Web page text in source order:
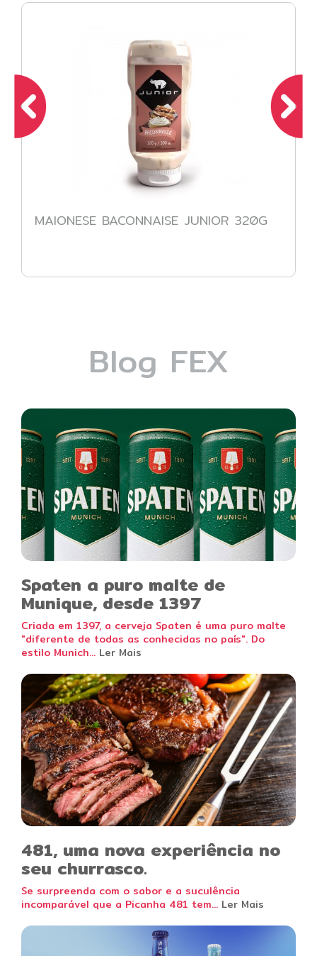
MAIONESE BACONNAISE JUNIOR 320G
Blog FEX
Spaten a puro malte de
Munique, desde 1397
Criada em 1397, a cerveja Spaten é uma puro malte
"diferente de todas as conhecidas no país". Do
estilo Munich... Ler Mais
481, uma nova experiência no
seu churrasco.
Se surpreenda com o sabor e a suculência
incomparável que a Picanha 481 tem... Ler Mais